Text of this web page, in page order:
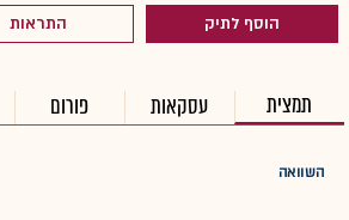
הוסף לתיק התראות
תמצית עסקאות פורום
השוואה